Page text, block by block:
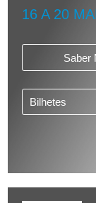
16 A 20
Saber
Bilhetes